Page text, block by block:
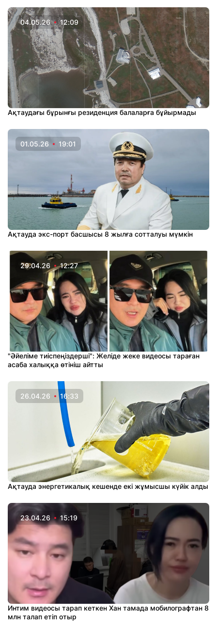
04.05.26 12:09
Ақтаудағы бұрынғы резиденция балаларға бұйырмады
01.05.26 19:01
Ақтауда экс-порт басшысы 8 жылға сотталуы мүмкін
29.04.26 12:27
"Әйеліме тиіспеңіздерші": Желіде жеке видеосы тараған
асаба халыққа өтініш айтты
26.04.26 16:33
Ақтауда энергетикалық кешенде екі жұмысшы күйік алды
23.04.26 15:19
Интим видеосы тарап кеткен Хан тамада мобилографтан 8
млн талап етіп отыр